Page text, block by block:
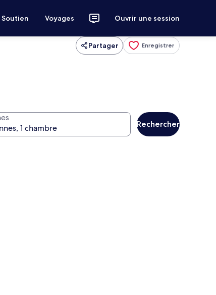
Soutien Voyages Ouvrir une session
Partager Enregistrer
Rechercher